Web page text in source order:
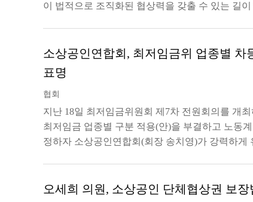
이 법적으로 조직화된 협상력을 갖출 수 있는 길
소상공인연합회, 최저임금위 업종별 차
표명
협회
지난 18일 최저임금위원회 제7차 전원회의를 개
최저임금 업종별 구분 적용(안)을 부결하고 노동
정하자 소상공인연합회(회장 송치영)가 강력하게
오세희 의원, 소상공인 단체협상권 보장